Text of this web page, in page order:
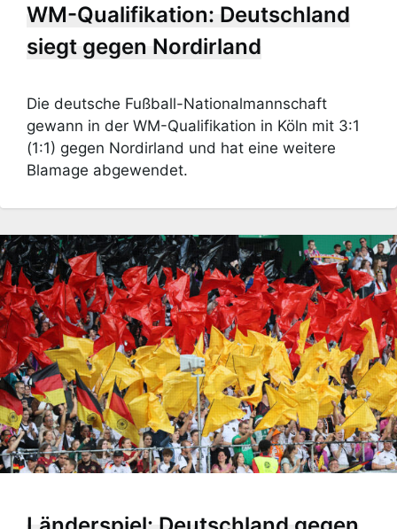
WM-Qualifikation: Deutschland
siegt gegen Nordirland
Die deutsche Fußball-Nationalmannschaft
gewann in der WM-Qualifikation in Köln mit 3:1
(1:1) gegen Nordirland und hat eine weitere
Blamage abgewendet.